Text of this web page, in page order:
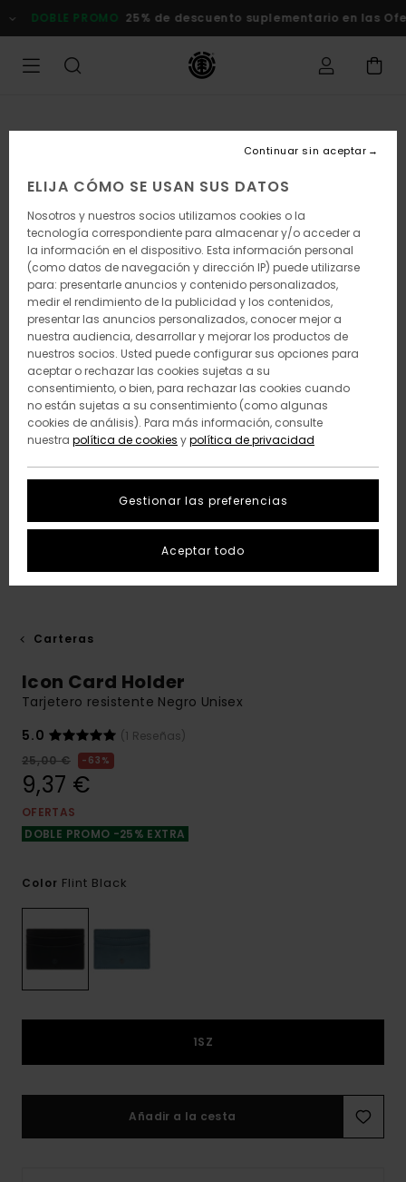
la
DOBLE PROMO 25% de descuento suplementario en las
Carteras
Icon Card Holder
Tarjetero resistente Negro Unisex
5.0
(1 Reseñas)
25,00 €
63%
9,37 €
OFERTAS
DOBLE PROMO -25% EXTRA
Color Flint Black
1SZ
Añadir a la cesta
ELIJA CÓMO SE USAN SUS DATOS
Nosotros y nuestros socios utilizamos cookies o la
tecnología correspondiente para almacenar y/o acceder a
la información en el dispositivo. Esta información personal
(como datos de navegación y dirección IP) puede utilizarse
para: presentarle anuncios y contenido personalizados,
medir el rendimiento de la publicidad y los contenidos,
presentar las anuncios personalizados, conocer mejor a
nuestra audiencia, desarrollar y mejorar los productos de
nuestros socios. Usted puede configurar sus opciones para
aceptar o rechazar las cookies sujetas a su
consentimiento, o bien, para rechazar las cookies cuando
no están sujetas a su consentimiento (como algunas
cookies de análisis). Para más información, consulte
nuestra política de cookies ypolítica de privacidad
Gestionar las preferencias
Continuar sin aceptar
Aceptar todo